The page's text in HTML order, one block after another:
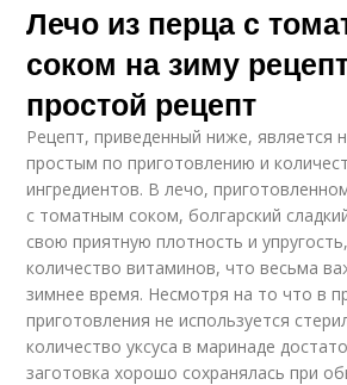
Лечо из перца с
соком на зиму
простой рецепт
Рецепт, приведенный ниже, является
простым по приготовлению и
ингредиентов. В лечо,
с томатным соком, болгарский
свою приятную плотность и
количество витаминов, что весьма
зимнее время. Несмотря на то что в
приготовления не используется
количество уксуса в маринаде
заготовка хорошо сохранялась при